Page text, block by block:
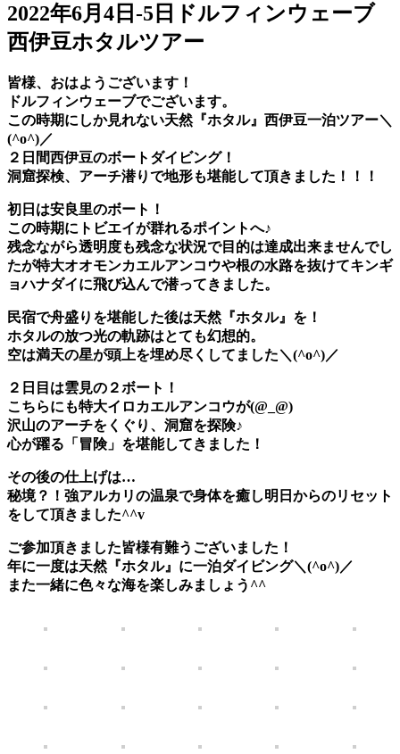
2022年6月4日-5日ドルフィンウェーブ
西伊豆ホタルツアー
皆様、おはようございます！
ドルフィンウェーブでございます。
この時期にしか見れない天然『ホタル』西伊豆一泊ツアー＼
(^o^)／
２日間西伊豆のボートダイビング！
洞窟探検、アーチ潜りで地形も堪能して頂きました！！！
初日は安良里のボート！
この時期にトビエイが群れるポイントへ♪
残念ながら透明度も残念な状況で目的は達成出来ませんでし
たが特大オオモンカエルアンコウや根の水路を抜けてキンギ
ョハナダイに飛び込んで潜ってきました。
民宿で舟盛りを堪能した後は天然『ホタル』 を！
ホタルの放つ光の軌跡はとても幻想的。
空は満天の星が頭上を埋め尽くしてました＼(^o^)／
２日目は雲見の２ボート！
こちらにも特大イロカエルアンコウが(@_@)
沢山のアーチをくぐり、洞窟を探険♪
心が躍る「冒険」を堪能してきました！
その後の仕上げは…
秘境？！強アルカリの温泉で身体を癒し明日からのリセット
をして頂きました^^v
ご参加頂きました皆様有難うございました！
年に一度は天然『ホタル』に一泊ダイビング＼(^o^)／
また一緒に色々な海を楽しみましょう^^